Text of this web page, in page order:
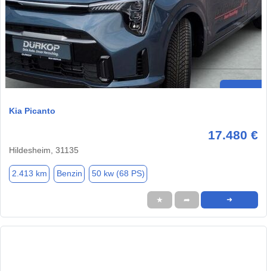
Kia Picanto
17.480 €
Hildesheim, 31135
2.413 km Benzin 50 kw (68 PS)
★ ➦ ➜